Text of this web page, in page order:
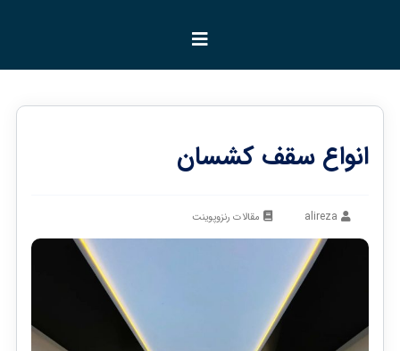
انواع سقف کشسان
مقالات رنزوپوینت